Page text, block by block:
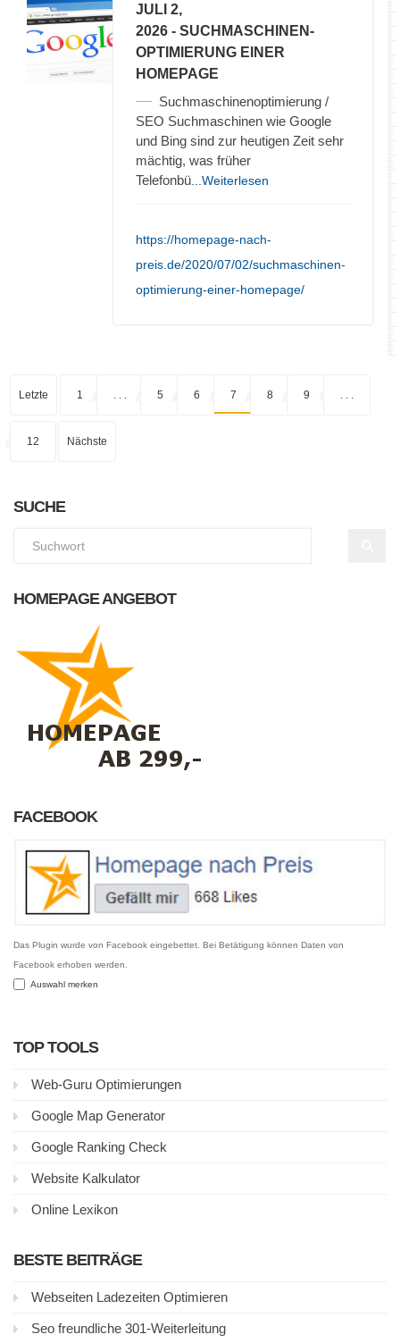
JULI 2,
2026 - SUCHMASCHINEN-
OPTIMIERUNG EINER
HOMEPAGE
Suchmaschinenoptimierung /
SEO Suchmaschinen wie Google
und Bing sind zur heutigen Zeit sehr
mächtig, was früher
Telefonbü ...Weiterlesen
https://homepage-nach-
preis.de/2020/07/02/suchmaschinen-
optimierung-einer-homepage/
Letzte 1 5 6 7 8 9
12 Nächste
SUCHE
HOMEPAGE ANGEBOT
FACEBOOK
Das Plugin wurde von Facebook eingebettet. Bei Betätigung können Daten von
Facebook erhoben werden.
Auswahl merken
TOP TOOLS
Web-Guru Optimierungen
Google Map Generator
Google Ranking Check
Website Kalkulator
Online Lexikon
BESTE BEITRÄGE
Webseiten Ladezeiten Optimieren
Seo freundliche 301-Weiterleitung